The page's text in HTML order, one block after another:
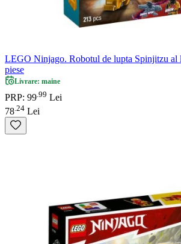
LEGO Ninjago. Robotul de lupta Spinjitzu al
piese
Livrare: maine
PRP: 99 99 Lei
78 24 Lei